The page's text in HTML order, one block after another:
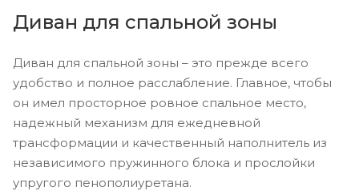
Диван для спальной зоны
Диван для спальной зоны – это прежде всего
удобство и полное расслабление. Главное, чтобы
он имел просторное ровное спальное место,
надежный механизм для ежедневной
трансформации и качественный наполнитель из
независимого пружинного блока и прослойки
упругого пенополиуретана.